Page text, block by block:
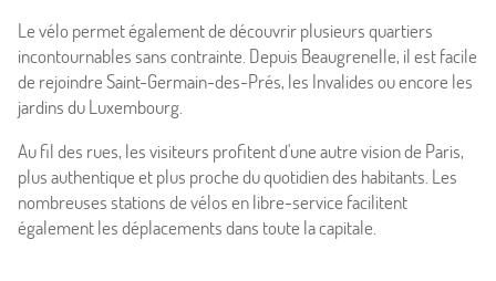
Le vélo permet également de découvrir plusieurs quartiers
incontournables sans contrainte. Depuis Beaugrenelle, il est facile
de rejoindre Saint-Germain-des-Prés, les Invalides ou encore les
jardins du Luxembourg.
Au fil des rues, les visiteurs profitent d'une autre vision de Paris,
plus authentique et plus proche du quotidien des habitants. Les
nombreuses stations de vélos en libre-service facilitent
également les déplacements dans toute la capitale.